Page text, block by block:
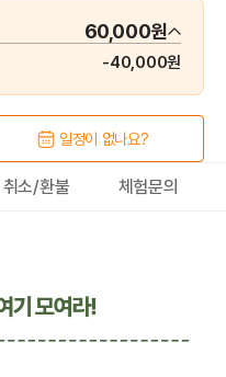
60,000원
-40,000원
일정이 없나요?
취소/환불 체험문의